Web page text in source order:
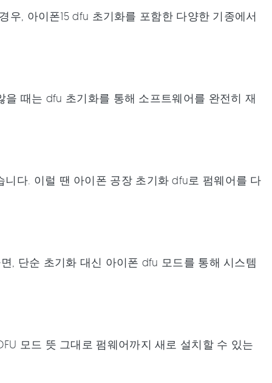
, 아이폰15 dfu 초기화를 포함한 다양한 기종에서
때는 dfu 초기화를 통해 소프트웨어를 완전히 재
다. 이럴 땐 아이폰 공장 초기화 dfu로 펌웨어를 다
, 단순 초기화 대신 아이폰 dfu 모드를 통해 시스템
모드 뜻 그대로 펌웨어까지 새로 설치할 수 있는